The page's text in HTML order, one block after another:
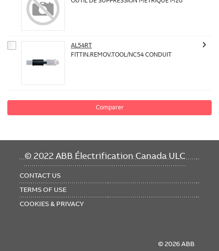
AL54RT
FITTIN.REMOV.TOOL/NC54 CONDUIT
Comparer
© 2022 ABB Électrification Canada ULC
FOOTER
CONTACT US
TERMS OF USE
COOKIES & PRIVACY
© 2026 ABB